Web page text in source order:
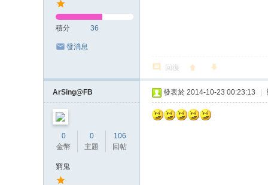
積分 36
發消息
回復
ArSing@FB
0
金幣
0
主題
106
回帖
窮鬼
發表於 2014-10-23 00:23:13